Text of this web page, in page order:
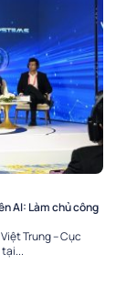
AI: Làm chủ công
Trung – Cục